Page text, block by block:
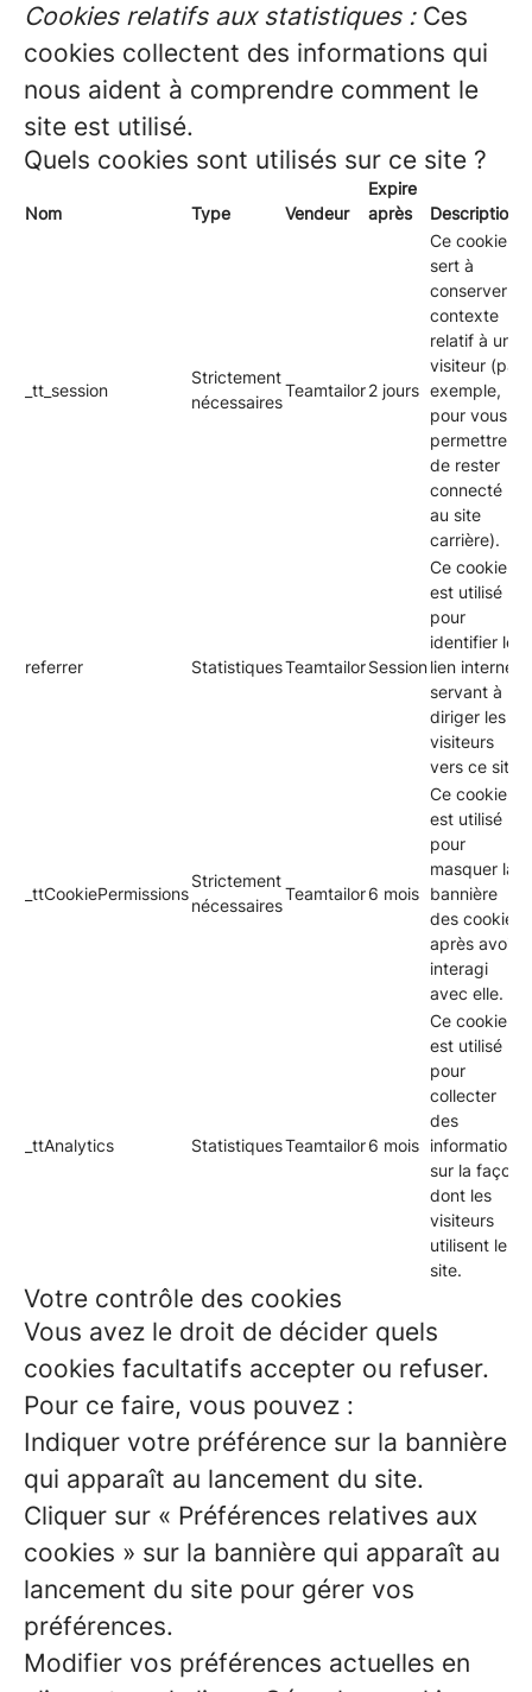
Cookies relatifs aux statistiques :Ces
cookies collectent des informations qui
nous aident à comprendre comment le
site est utilisé.
Quels cookies sont utilisés sur ce site ?
Nom Type Vendeur
Expire
après
Description
_tt_session
Strictement
nécessaires
Teamtailor2 jours
Ce cookie
sert à
conserver le
contexte
relatif à un
visiteur (par
exemple,
pour vous
permettre
de rester
connecté
au site
carrière).
referrer StatistiquesTeamtailorSession
Ce cookie
est utilisé
pour
identifier le
lien internet
servant à
diriger les
visiteurs
vers ce site.
_ttCookiePermissions
Strictement
nécessaires
Teamtailor6 mois
Ce cookie
est utilisé
pour
masquer la
bannière
des cookies
après avoir
interagi
avec elle.
_ttAnalytics StatistiquesTeamtailor6 mois
Ce cookie
est utilisé
pour
collecter
des
informations
sur la façon
dont les
visiteurs
utilisent le
site.
Votre contrôle des cookies
Vous avez le droit de décider quels
cookies facultatifs accepter ou refuser.
Pour ce faire, vous pouvez :
Indiquer votre préférence sur la bannière
qui apparaît au lancement du site.
Cliquer sur « Préférences relatives aux
cookies » sur la bannière qui apparaît au
lancement du site pour gérer vos
préférences.
Modifier vos préférences actuelles en